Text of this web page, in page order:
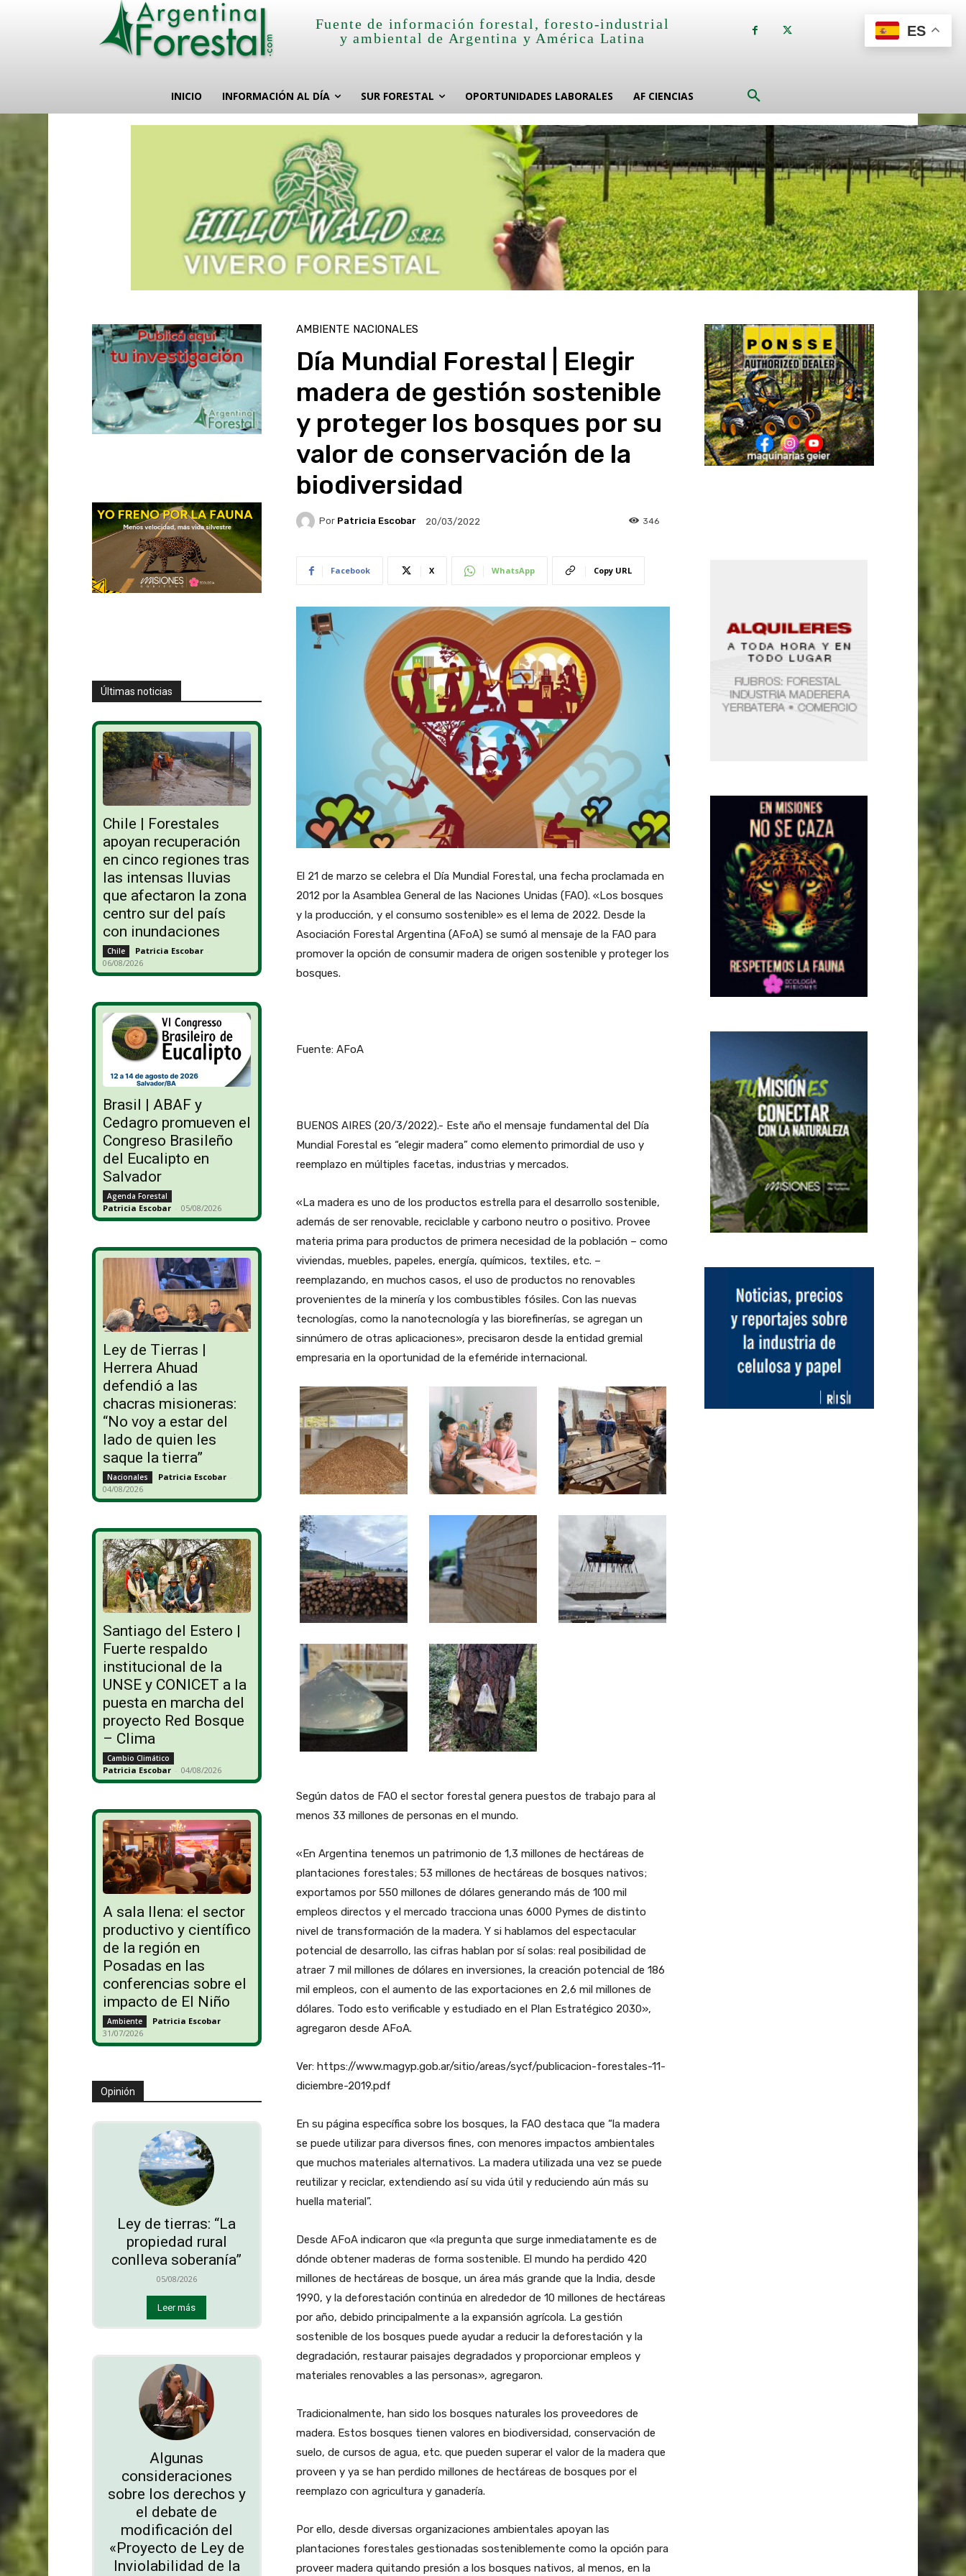
Fuente de información forestal, foresto-industrial
y ambiental de Argentina y América Latina
INICIO INFORMACIÓN AL DÍA SUR FORESTAL OPORTUNIDADES LABORALES AF CIENCIAS
Últimas noticias
Chile | Forestales
apoyan recuperación
en cinco regiones tras
las intensas lluvias
que afectaron la zona
centro sur del país
con inundaciones
Chile Patricia Escobar -
06/08/2026
Brasil | ABAF y
Cedagro promueven el
Congreso Brasileño
del Eucalipto en
Salvador
Agenda Forestal
Patricia Escobar - 05/08/2026
Ley de Tierras |
Herrera Ahuad
defendió a las
chacras misioneras:
“No voy a estar del
lado de quien les
saque la tierra”
Nacionales Patricia Escobar -
04/08/2026
Santiago del Estero |
Fuerte respaldo
institucional de la
UNSE y CONICET a la
puesta en marcha del
proyecto Red Bosque
– Clima
Cambio Climático
Patricia Escobar - 04/08/2026
A sala llena: el sector
productivo y científico
de la región en
Posadas en las
conferencias sobre el
impacto de El Niño
Ambiente Patricia Escobar -
31/07/2026
Opinión
Ley de tierras: “La
propiedad rural
conlleva soberanía”
05/08/2026
Leer más
Algunas
consideraciones
sobre los derechos y
el debate de
modificación del
«Proyecto de Ley de
Inviolabilidad de la
AMBIENTE NACIONALES
Día Mundial Forestal | Elegir
madera de gestión sostenible
y proteger los bosques por su
valor de conservación de la
biodiversidad
Por Patricia Escobar 20/03/2022 346
Facebook X WhatsApp Copy URL
El 21 de marzo se celebra el Día Mundial Forestal, una fecha proclamada en
2012 por la Asamblea General de las Naciones Unidas (FAO). «Los bosques
y la producción, y el consumo sostenible» es el lema de 2022. Desde la
Asociación Forestal Argentina (AFoA) se sumó al mensaje de la FAO para
promover la opción de consumir madera de origen sostenible y proteger los
bosques.
Fuente: AFoA
BUENOS AIRES (20/3/2022).- Este año el mensaje fundamental del Día
Mundial Forestal es “elegir madera” como elemento primordial de uso y
reemplazo en múltiples facetas, industrias y mercados.
«La madera es uno de los productos estrella para el desarrollo sostenible,
además de ser renovable, reciclable y carbono neutro o positivo. Provee
materia prima para productos de primera necesidad de la población – como
viviendas, muebles, papeles, energía, químicos, textiles, etc. –
reemplazando, en muchos casos, el uso de productos no renovables
provenientes de la minería y los combustibles fósiles. Con las nuevas
tecnologías, como la nanotecnología y las biorefinerías, se agregan un
sinnúmero de otras aplicaciones», precisaron desde la entidad gremial
empresaria en la oportunidad de la efeméride internacional.
Según datos de FAO el sector forestal genera puestos de trabajo para al
menos 33 millones de personas en el mundo.
«En Argentina tenemos un patrimonio de 1,3 millones de hectáreas de
plantaciones forestales; 53 millones de hectáreas de bosques nativos;
exportamos por 550 millones de dólares generando más de 100 mil
empleos directos y el mercado tracciona unas 6000 Pymes de distinto
nivel de transformación de la madera. Y si hablamos del espectacular
potencial de desarrollo, las cifras hablan por sí solas: real posibilidad de
atraer 7 mil millones de dólares en inversiones, la creación potencial de 186
mil empleos, con el aumento de las exportaciones en 2,6 mil millones de
dólares. Todo esto verificable y estudiado en el Plan Estratégico 2030»,
agregaron desde AFoA.
Ver: https://www.magyp.gob.ar/sitio/areas/sycf/publicacion-forestales-11-
diciembre-2019.pdf
En su página específica sobre los bosques, la FAO destaca que “la madera
se puede utilizar para diversos fines, con menores impactos ambientales
que muchos materiales alternativos. La madera utilizada una vez se puede
reutilizar y reciclar, extendiendo así su vida útil y reduciendo aún más su
huella material”.
Desde AFoA indicaron que «la pregunta que surge inmediatamente es de
dónde obtener maderas de forma sostenible. El mundo ha perdido 420
millones de hectáreas de bosque, un área más grande que la India, desde
1990, y la deforestación continúa en alrededor de 10 millones de hectáreas
por año, debido principalmente a la expansión agrícola. La gestión
sostenible de los bosques puede ayudar a reducir la deforestación y la
degradación, restaurar paisajes degradados y proporcionar empleos y
materiales renovables a las personas», agregaron.
Tradicionalmente, han sido los bosques naturales los proveedores de
madera. Estos bosques tienen valores en biodiversidad, conservación de
suelo, de cursos de agua, etc. que pueden superar el valor de la madera que
proveen y ya se han perdido millones de hectáreas de bosques por el
reemplazo con agricultura y ganadería.
Por ello, desde diversas organizaciones ambientales apoyan las
plantaciones forestales gestionadas sosteniblemente como la opción para
proveer madera quitando presión a los bosques nativos, al menos, en la
ES